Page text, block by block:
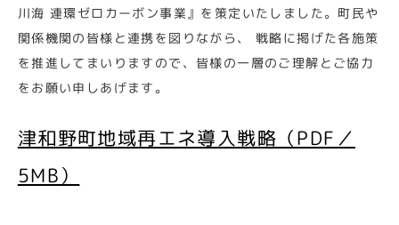
川海 連環ゼロカーボン事業』を策定いたしました。町民や
関係機関の皆様と連携を図りながら、 戦略に掲げた各施策
を推進してまいりますので、皆様の一層のご理解とご協力
をお願い申しあげます。
津和野町地域再エネ導入戦略（PDF／
5MB）